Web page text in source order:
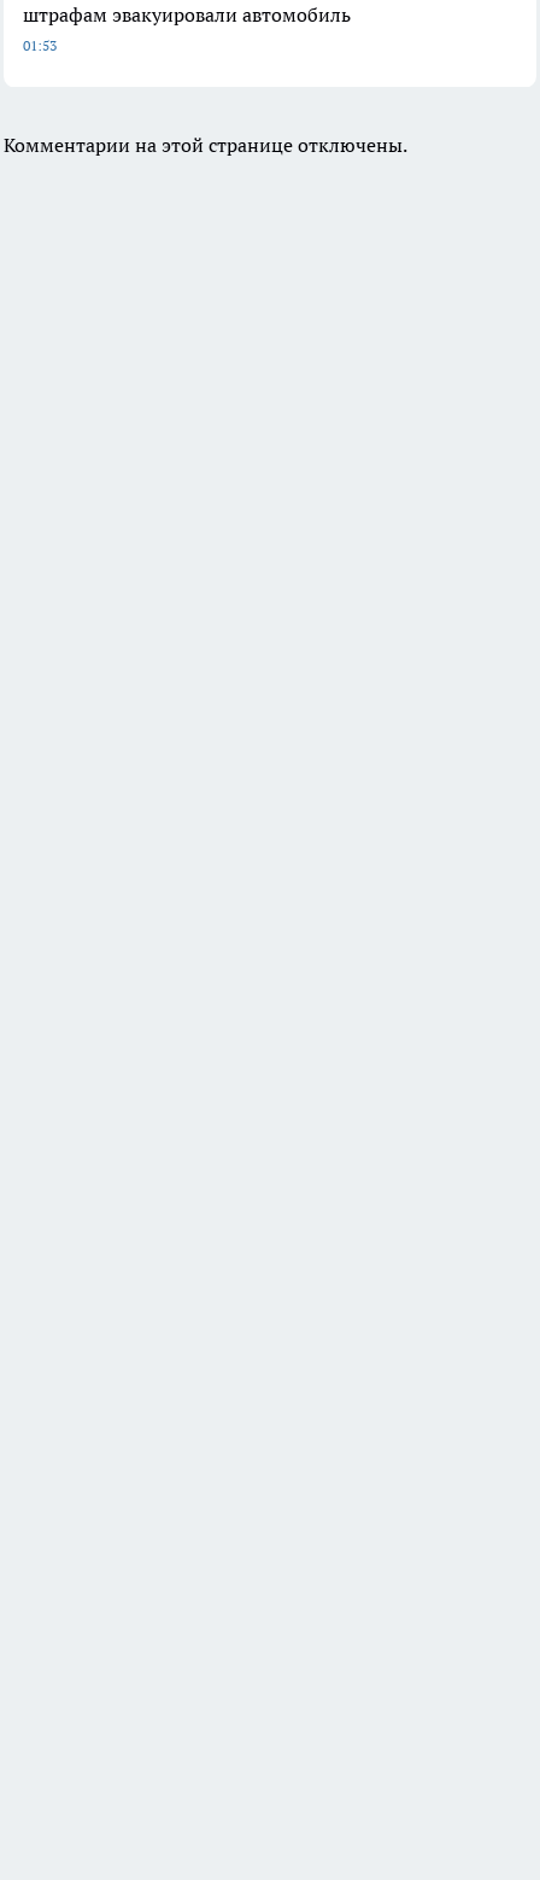
штрафам эвакуировали автомобиль
01:53
Комментарии на этой странице отключены.